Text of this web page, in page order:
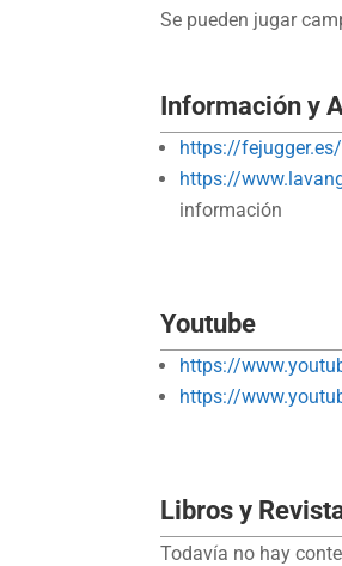
Se pueden jugar
Información y
https://fejugger.es/
https://
información
Youtube
https://
https://
Libros y
Todavía no hay